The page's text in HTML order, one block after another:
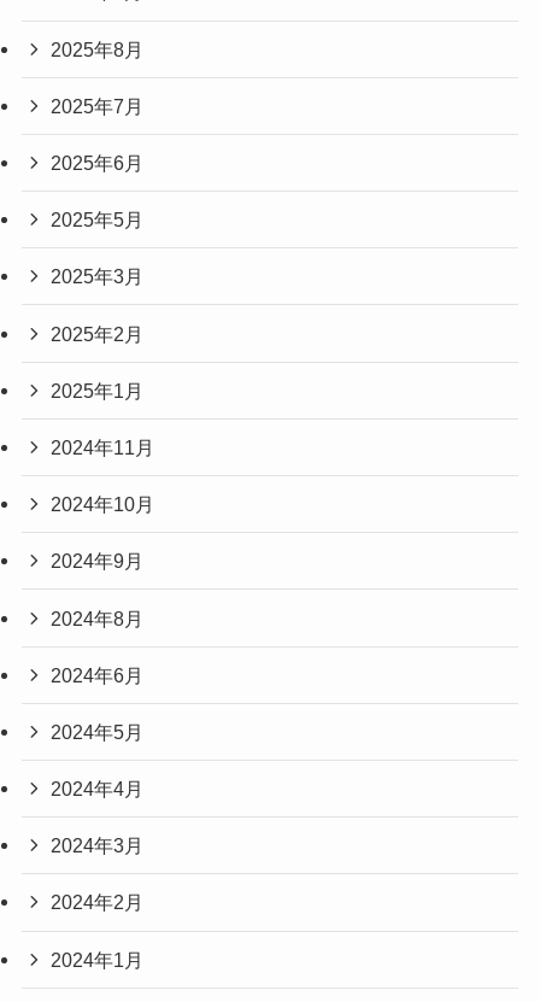
2025年8月
2025年7月
2025年6月
2025年5月
2025年3月
2025年2月
2025年1月
2024年11月
2024年10月
2024年9月
2024年8月
2024年6月
2024年5月
2024年4月
2024年3月
2024年2月
2024年1月